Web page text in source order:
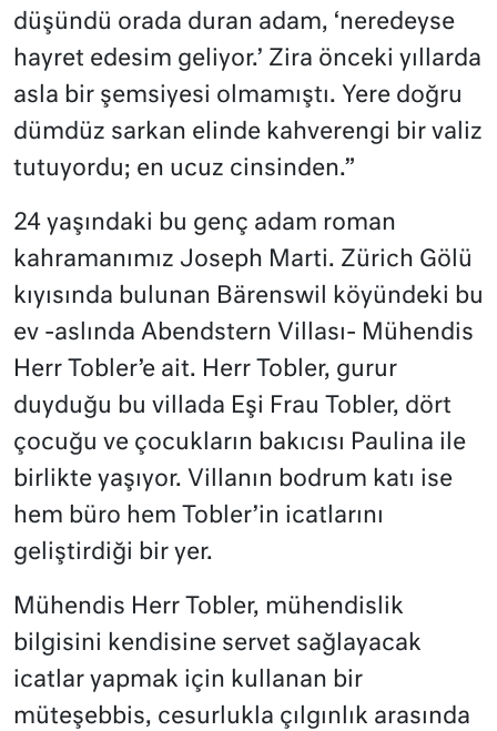
düşündü orada duran adam, ‘neredeyse
hayret edesim geliyor.’ Zira önceki yıllarda
asla bir şemsiyesi olmamıştı. Yere doğru
dümdüz sarkan elinde kahverengi bir valiz
tutuyordu; en ucuz cinsinden.”
24 yaşındaki bu genç adam roman
kahramanımız Joseph Marti. Zürich Gölü
kıyısında bulunan Bärenswil köyündeki bu
ev -aslında Abendstern Villası- Mühendis
Herr Tobler’e ait. Herr Tobler, gurur
duyduğu bu villada Eşi Frau Tobler, dört
çocuğu ve çocukların bakıcısı Paulina ile
birlikte yaşıyor. Villanın bodrum katı ise
hem büro hem Tobler’in icatlarını
geliştirdiği bir yer.
Mühendis Herr Tobler, mühendislik
bilgisini kendisine servet sağlayacak
icatlar yapmak için kullanan bir
müteşebbis, cesurlukla çılgınlık arasında